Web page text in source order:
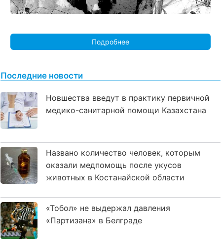
Подробнее
Последние новости
Новшества введут в практику первичной
медико-санитарной помощи Казахстана
Названо количество человек, которым
оказали медпомощь после укусов
животных в Костанайской области
«Тобол» не выдержал давления
«Партизана» в Белграде